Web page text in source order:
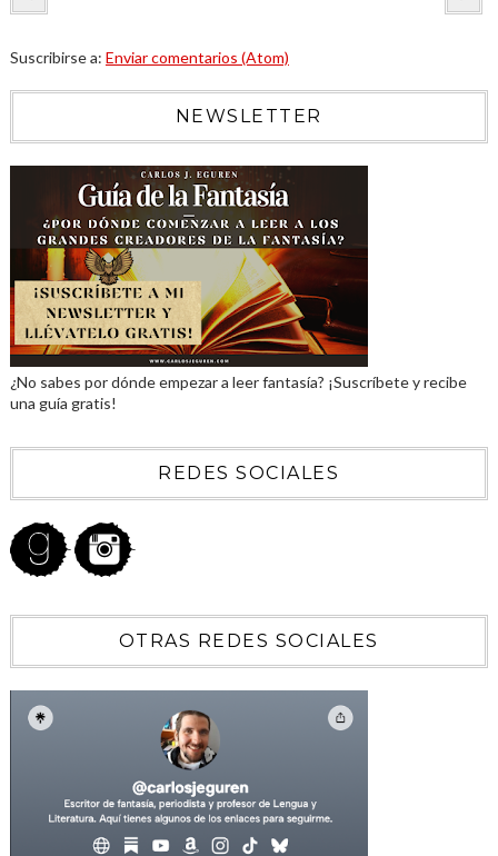
Suscribirse a: Enviar comentarios (Atom)
NEWSLETTER
¿No sabes por dónde empezar a leer fantasía? ¡Suscríbete y recibe
una guía gratis!
REDES SOCIALES
OTRAS REDES SOCIALES